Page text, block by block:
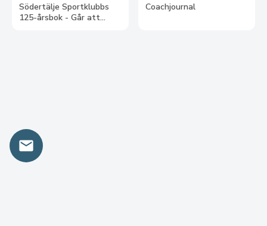
Södertälje Sportklubbs
125-årsbok - Går att
Coachjournal
email